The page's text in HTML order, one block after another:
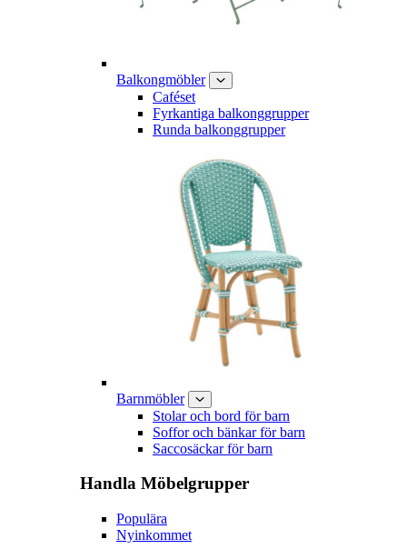
Balkongmöbler
Caféset
Fyrkantiga balkonggrupper
Runda balkonggrupper
Barnmöbler
Stolar och bord för barn
Soffor och bänkar för barn
Saccosäckar för barn
Handla Möbelgrupper
Populära
Nyinkommet